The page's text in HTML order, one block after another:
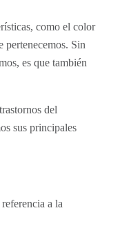
como el color
pertenecemos. Sin
es que también
del
sus principales
a la